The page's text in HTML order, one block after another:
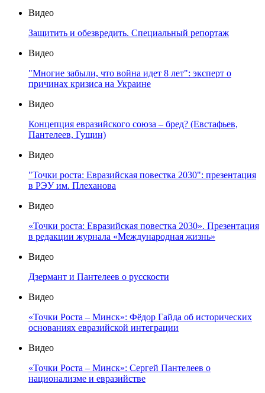
Видео
Защитить и обезвредить. Специальный репортаж
Видео
"Многие забыли, что война идет 8 лет": эксперт о
причинах кризиса на Украине
Видео
Концепция евразийского союза – бред? (Евстафьев,
Пантелеев, Гущин)
Видео
"Точки роста: Евразийская повестка 2030": презентация
в РЭУ им. Плеханова
Видео
«Точки роста: Евразийская повестка 2030». Презентация
в редакции журнала «Международная жизнь»
Видео
Дзермант и Пантелеев о русскости
Видео
«Точки Роста – Минск»: Фёдор Гайда об исторических
основаниях евразийской интеграции
Видео
«Точки Роста – Минск»: Сергей Пантелеев о
национализме и евразийстве